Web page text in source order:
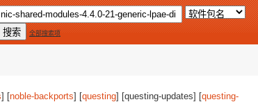
全部搜索项
] [noble-backports] [questing] [questing-updates] [questing-